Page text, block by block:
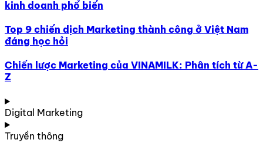
kinh doanh phổ biến
Top 9 chiến dịch Marketing thành công ở Việt Nam
đáng học hỏi
Chiến lược Marketing của VINAMILK: Phân tích từ A-
Z
Digital Marketing
Truyền thông